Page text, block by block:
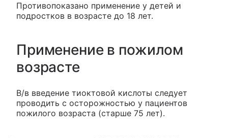
Противопоказано применение у детей и
подростков в возрасте до 18 лет.
Применение в пожилом
возрасте
В/в введение тиоктовой кислоты следует
проводить с осторожностью у пациентов
пожилого возраста (старше 75 лет).